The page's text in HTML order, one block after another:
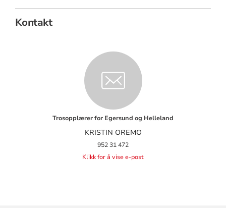
Kontakt
Trosopplærer for Egersund og Helleland
KRISTIN OREMO
952 31 472
Klikk for å vise e-post